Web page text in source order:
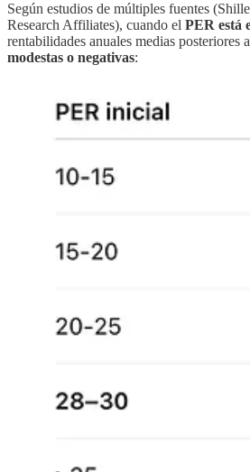
Según estudios de múltiples fuentes
Research Affiliates), cuando el PER está
rentabilidades anuales medias posteriores
modestas o negativas: